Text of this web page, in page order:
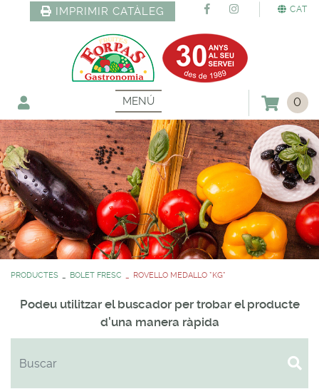
CAT
IMPRIMIR CATÀLEG
MENÚ 0
PRODUCTES BOLET FRESC ROVELLO MEDALLO *KG*
Podeu utilitzar el buscador per trobar el producte
d'una manera ràpida